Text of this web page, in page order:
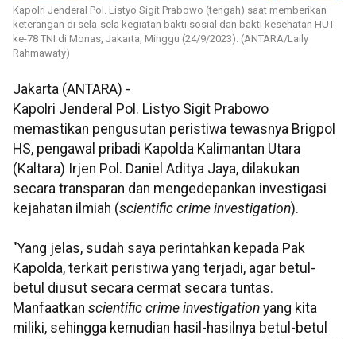
Kapolri Jenderal Pol. Listyo Sigit Prabowo (tengah) saat memberikan
keterangan di sela-sela kegiatan bakti sosial dan bakti kesehatan HUT
ke-78 TNI di Monas, Jakarta, Minggu (24/9/2023). (ANTARA/Laily
Rahmawaty)
Jakarta (ANTARA) -
Kapolri Jenderal Pol. Listyo Sigit Prabowo
memastikan pengusutan peristiwa tewasnya Brigpol
HS, pengawal pribadi Kapolda Kalimantan Utara
(Kaltara) Irjen Pol. Daniel Aditya Jaya, dilakukan
secara transparan dan mengedepankan investigasi
kejahatan ilmiah (scientific crime investigation).
"Yang jelas, sudah saya perintahkan kepada Pak
Kapolda, terkait peristiwa yang terjadi, agar betul-
betul diusut secara cermat secara tuntas.
Manfaatkan scientific crime investigation yang kita
miliki, sehingga kemudian hasil-hasilnya betul-betul